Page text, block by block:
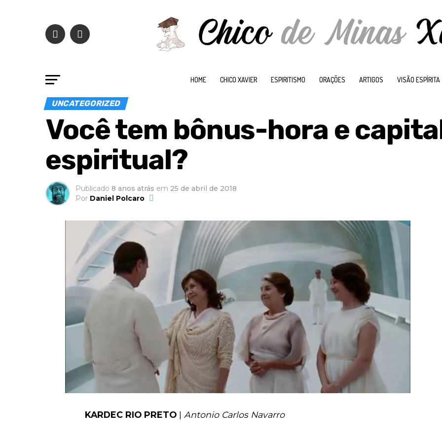
HOME CHICO XAVIER ESPIRITISMO ORAÇÕES ARTIGOS VISÃO ESPÍRITA
UNCATEGORIZED
Você tem bônus-hora e
espiritual?
Publicado 8 anos atrás em 25 de abril de 2018
Por Daniel Polcaro
KARDEC RIO PRETO | Antonio Carlos Navarro